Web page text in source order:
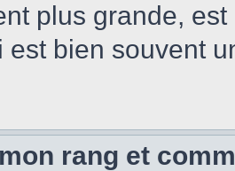
plus grande,
est bien souvent
rang et